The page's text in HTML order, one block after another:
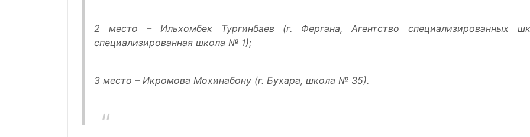
2 место – Ильхомбек Тургинбаев (г. Фергана, Агентство специализированных
специализированная школа № 1);
3 место – Икромова Мохинабону (г. Бухара, школа № 35).